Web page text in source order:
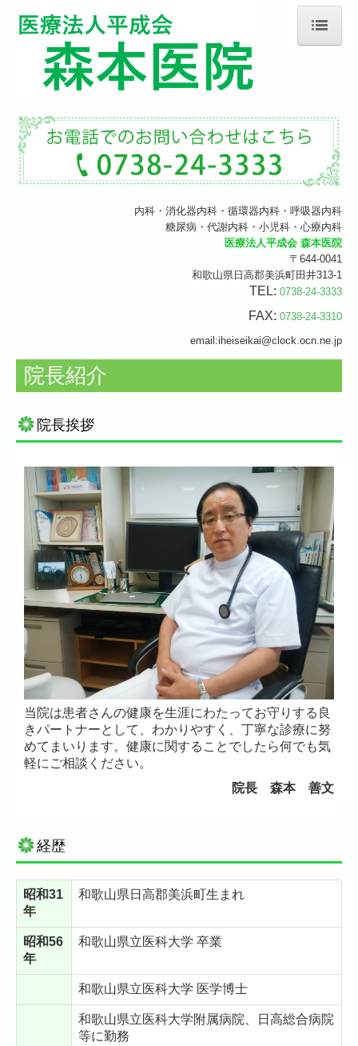
ホーム
診療のご案内
内科・消化器内科・循環器内科・呼吸器内科
糖尿病・代謝内科・小児科・心療内科
医療法人平成会 森本医院
〒644-0041
和歌山県日高郡美浜町田井313-1
TEL: 0738-24-3333
FAX: 0738-24-3310
email:iheiseikai@clock.ocn.ne.jp
院長紹介
院長挨拶
当院は患者さんの健康を生涯にわたってお守りする良
きパートナーとして、わかりやすく、丁寧な診療に努
めてまいります。健康に関することでしたら何でも気
軽にご相談ください。
院長 森本 善文
経歴
昭和31
年
和歌山県日高郡美浜町生まれ
昭和56
年
和歌山県立医科大学 卒業
和歌山県立医科大学 医学博士
和歌山県立医科大学附属病院、日高総合病院
等に勤務